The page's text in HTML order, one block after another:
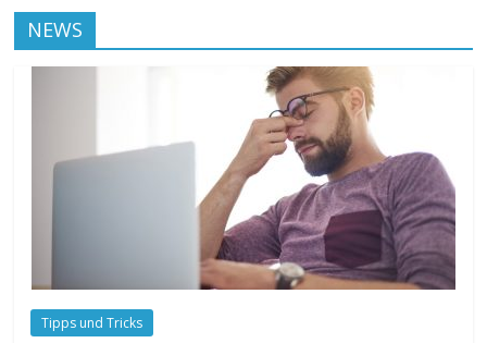
NEWS
Tipps und Tricks